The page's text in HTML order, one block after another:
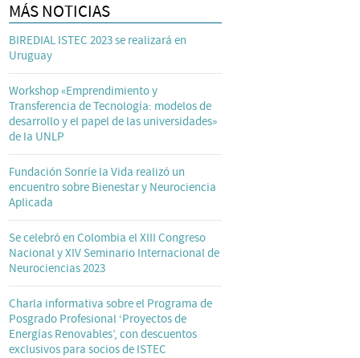
MÁS NOTICIAS
BIREDIAL ISTEC 2023 se realizará en
Uruguay
Workshop «Emprendimiento y
Transferencia de Tecnología: modelos de
desarrollo y el papel de las universidades»
de la UNLP
Fundación Sonríe la Vida realizó un
encuentro sobre Bienestar y Neurociencia
Aplicada
Se celebró en Colombia el XIII Congreso
Nacional y XIV Seminario Internacional de
Neurociencias 2023
Charla informativa sobre el Programa de
Posgrado Profesional ‘Proyectos de
Energías Renovables’, con descuentos
exclusivos para socios de ISTEC